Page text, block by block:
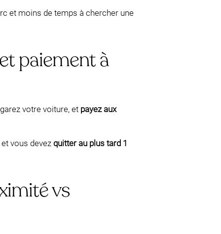
et moins de temps à chercher une
paiement à
votre voiture, et payez aux
et vous devez quitter au plus tard 1
vs